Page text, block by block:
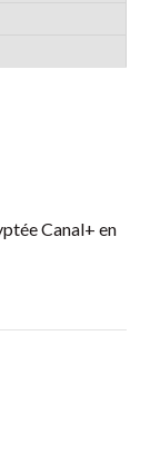
Canal+ en